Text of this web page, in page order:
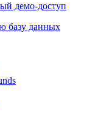
демо-доступ
базу данных